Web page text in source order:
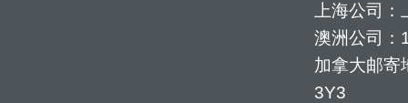
上海公司
澳洲公司：
加拿大邮寄
3Y3